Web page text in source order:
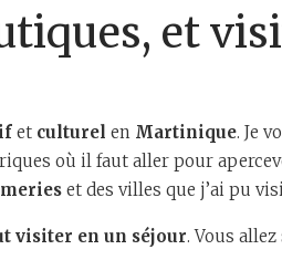
et
et culturel en Martinique. Je
où il faut aller pour
et des villes que j’ai pu
visiter en un séjour. Vous